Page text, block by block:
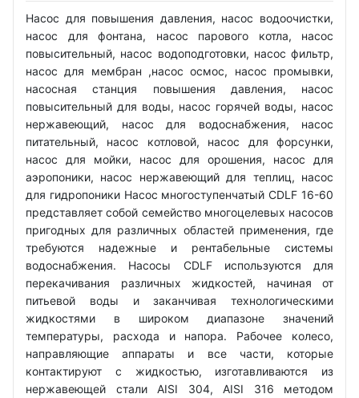
Насос для повышения давления, насос водоочистки,
насос для фонтана, насос парового котла, насос
повысительный, насос водоподготовки, насос фильтр,
насос для мембран ,насос осмос, насос промывки,
насосная станция повышения давления, насос
повысительный для воды, насос горячей воды, насос
нержавеющий, насос для водоснабжения, насос
питательный, насос котловой, насос для форсунки,
насос для мойки, насос для орошения, насос для
аэропоники, насос нержавеющий для теплиц, насос
для гидропоники Насос многоступенчатый CDLF 16-60
представляет собой семейство многоцелевых насосов
пригодных для различных областей применения, где
требуются надежные и рентабельные системы
водоснабжения. Насосы CDLF используются для
перекачивания различных жидкостей, начиная от
питьевой воды и заканчивая технологическими
жидкостями в широком диапазоне значений
температуры, расхода и напора. Рабочее колесо,
направляющие аппараты и все части, которые
контактируют с жидкостью, изготавливаются из
нержавеющей стали AISI 304, AISI 316 методом